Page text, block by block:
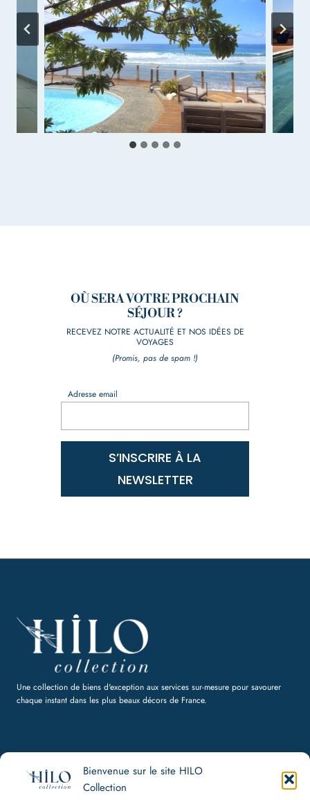
Bienvenue sur le site HILO
Collection
OÙ SERA VOTRE PROCHAIN
SÉJOUR ?
RECEVEZ NOTRE ACTUALITÉ ET NOS IDÉES DE
VOYAGES
(Promis, pas de spam !)
Adresse email
S’INSCRIRE À LA
NEWSLETTER
Une collection de biens d'exception aux services sur-mesure pour savourer
chaque instant dans les plus beaux décors de France.
HILO Collection